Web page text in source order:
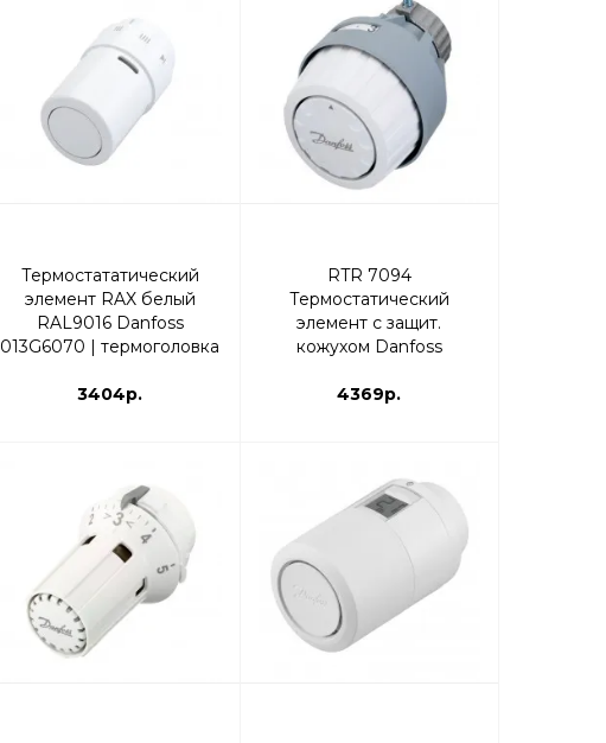
Термостататический
элемент RAX белый
RAL9016 Danfoss
013G6070 | термоголовка
3404р.
RTR 7094
Термостатический
элемент с защит.
кожухом Danfoss
4369р.